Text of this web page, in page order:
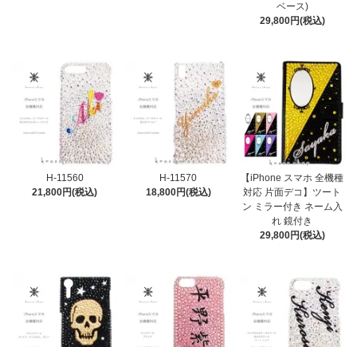
ベース)
29,800円(税込)
H-11560
21,800円(税込)
H-11570
18,800円(税込)
【iPhone スマホ 全機種
対応 片面デコ】ツート
ン ミラー付き ネーム入
れ 鏡付き
29,800円(税込)